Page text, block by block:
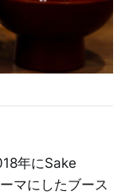
年にSake
マにしたブース